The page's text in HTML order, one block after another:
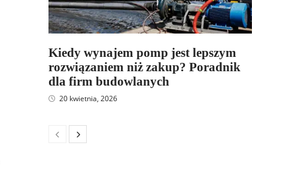
Kiedy wynajem pomp jest lepszym
rozwiązaniem niż zakup? Poradnik
dla firm budowlanych
20 kwietnia, 2026